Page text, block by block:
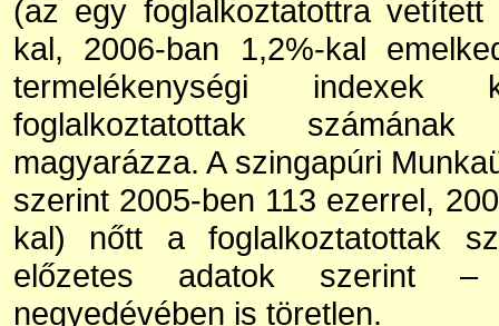
(az egy foglalkoztatottra
kal, 2006-ban 1,2%-kal
termelékenységi
foglalkoztatottak
magyarázza. A szingapúri
szerint 2005-ben 113 ezerrel,
kal) nőtt a foglalkoztatottak
előzetes adatok szerint
negyedévében is töretlen.